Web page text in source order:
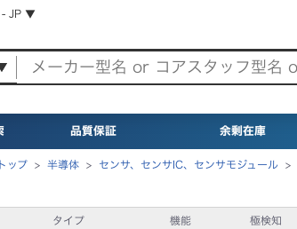
- JP ▼
品質保証 余剰在庫
ップ > 半導体 > センサ、センサIC、センサモジュール >
タイプ 機能 極検知